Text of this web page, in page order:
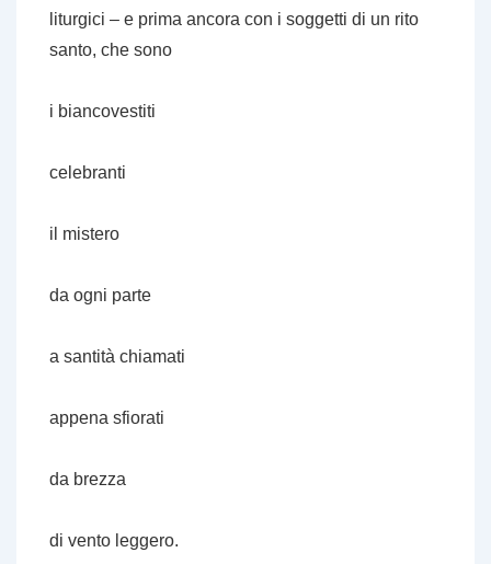
liturgici – e prima ancora con i soggetti di un rito
santo, che sono
i biancovestiti
celebranti
il mistero
da ogni parte
a santità chiamati
appena sfiorati
da brezza
di vento leggero.